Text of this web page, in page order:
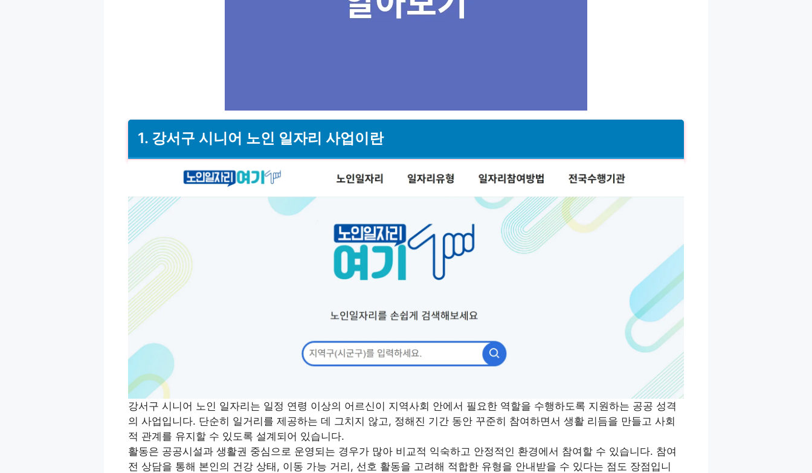
1. 강서구 시니어 노인 일자리 사업이란
강서구 시니어 노인 일자리는 일정 연령 이상의 어르신이 지역사회 안에서 필요한 역할을 수행하도록 지원하는 공공 성격
의 사업입니다. 단순히 일거리를 제공하는 데 그치지 않고, 정해진 기간 동안 꾸준히 참여하면서 생활 리듬을 만들고 사회
적 관계를 유지할 수 있도록 설계되어 있습니다.
활동은 공공시설과 생활권 중심으로 운영되는 경우가 많아 비교적 익숙하고 안정적인 환경에서 참여할 수 있습니다. 참여
전 상담을 통해 본인의 건강 상태, 이동 가능 거리, 선호 활동을 고려해 적합한 유형을 안내받을 수 있다는 점도 장점입니